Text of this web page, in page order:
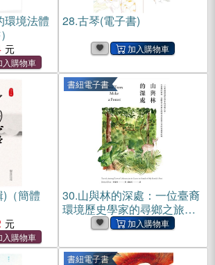
環境法體
28.古琴(電子書)
（簡體
書紐電子書
30.山與林的深處：一位臺裔
環境歷史學家的尋鄉之旅，
在臺灣的植物、島嶼風光和
處與記憶(電子書)
書紐電子書